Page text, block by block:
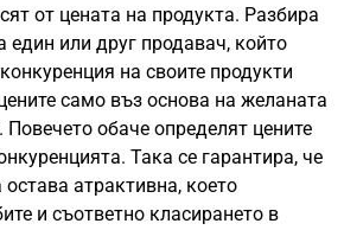
от цената на продукта. Разбира
един или друг продавач, който
на своите продукти
само въз основа на желаната
обаче определят цените
Така се гарантира, че
атрактивна, което
и съответно класирането в